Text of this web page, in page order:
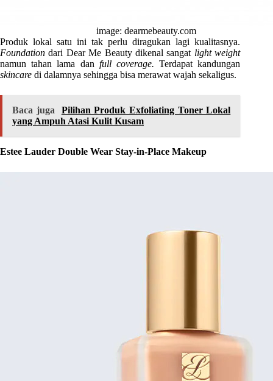
image: dearmebeauty.com
Produk lokal satu ini tak perlu diragukan lagi kualitasnya.
Foundationdari Dear Me Beauty dikenal sangat light weight
namun tahan lama dan full coverage.Terdapat kandungan
skincare di dalamnya sehingga bisa merawat wajah sekaligus.
Baca juga
Pilihan Produk Exfoliating Toner Lokal
yang Ampuh Atasi Kulit Kusam
Estee Lauder Double Wear Stay-in-Place Makeup